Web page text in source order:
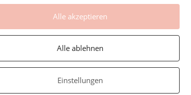
Massage
und Entlastung
empfohlen.
Alle akzeptieren
Alle ablehnen
Einstellungen